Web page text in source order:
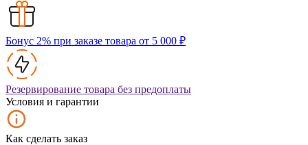
Бонус 2% при заказе товара от 5 000 ₽
Резервирование товара без предоплаты
Условия и гарантии
Как сделать заказ